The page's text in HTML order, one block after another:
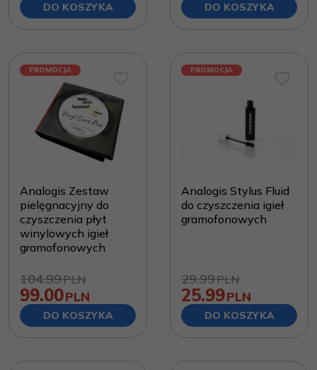
DO KOSZYKA DO KOSZYKA
PROMOCJA
Analogis Zestaw
pielęgnacyjny do
czyszczenia płyt
winylowych igieł
gramofonowych
104.99PLN
99.00PLN
DO KOSZYKA
PROMOCJA
Analogis Stylus Fluid
do czyszczenia igieł
gramofonowych
29.99PLN
25.99PLN
DO KOSZYKA